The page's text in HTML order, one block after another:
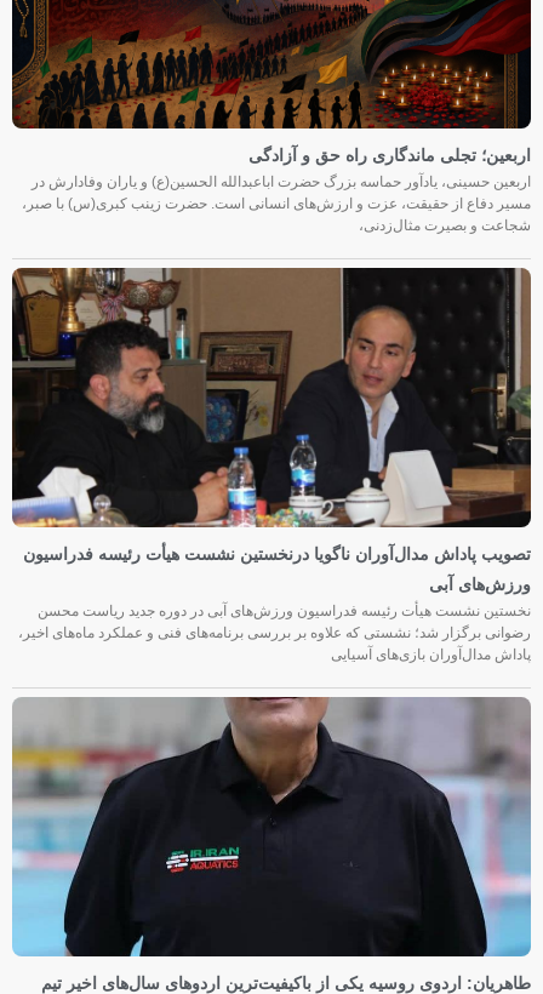
اربعین؛ تجلی ماندگاری راه حق و آزادگی
اربعین حسینی، یادآور حماسه بزرگ حضرت اباعبدالله الحسین(ع) و یاران وفادارش در
مسیر دفاع از حقیقت، عزت و ارزش‌های انسانی است. حضرت زینب کبری(س) با صبر،
شجاعت و بصیرت مثال‌زدنی،
تصویب پاداش مدال‌آوران ناگویا درنخستین نشست هیأت رئیسه فدراسیون
ورزش‌های آبی
نخستین نشست هیأت رئیسه فدراسیون ورزش‌های آبی در دوره جدید ریاست محسن
رضوانی برگزار شد؛ نشستی که علاوه بر بررسی برنامه‌های فنی و عملکرد ماه‌های اخیر،
پاداش مدال‌آوران بازی‌های آسیایی
طاهریان: اردوی روسیه یکی از باکیفیت‌ترین اردوهای سال‌های اخیر تیم